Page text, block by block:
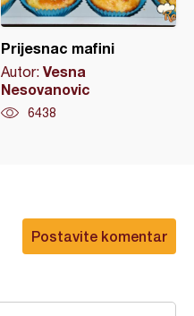
Prijesnac mafini
Autor: Vesna
Nesovanovic
6438
Postavite komentar